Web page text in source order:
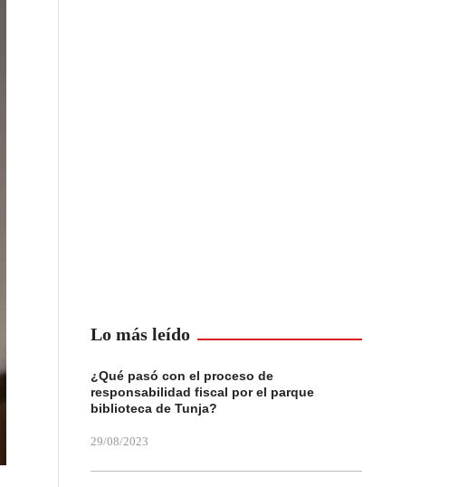
Lo más leído
¿Qué pasó con el proceso de
responsabilidad fiscal por el parque
biblioteca de Tunja?
29/08/2023